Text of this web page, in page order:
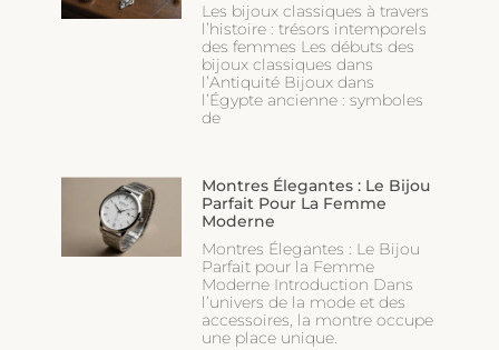
Les bijoux classiques à travers
l’histoire : trésors intemporels
des femmes Les débuts des
bijoux classiques dans
l’Antiquité Bijoux dans
l’Égypte ancienne : symboles
de
Montres Élegantes : Le Bijou
Parfait Pour La Femme
Moderne
Montres Élegantes : Le Bijou
Parfait pour la Femme
Moderne Introduction Dans
l’univers de la mode et des
accessoires, la montre occupe
une place unique.